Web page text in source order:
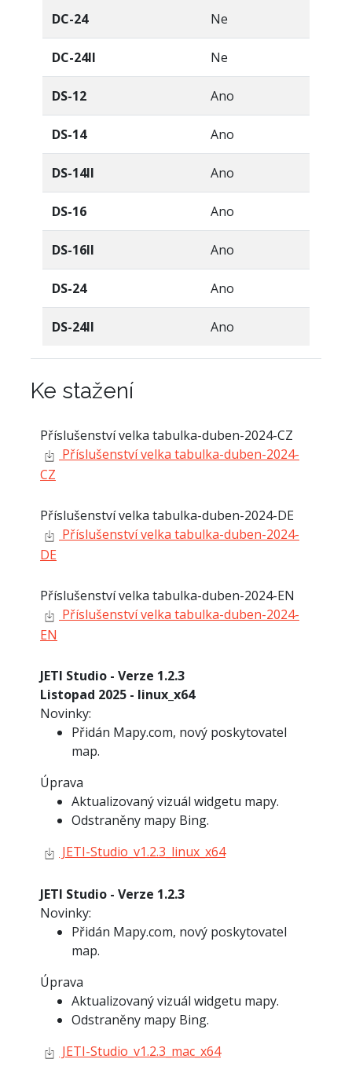
DC-24 Ne
DC-24II Ne
DS-12 Ano
DS-14 Ano
DS-14II Ano
DS-16 Ano
DS-16II Ano
DS-24 Ano
DS-24II Ano
Ke stažení
Příslušenství velka tabulka-duben-2024-CZ
Příslušenství velka tabulka-duben-2024-
CZ
Příslušenství velka tabulka-duben-2024-DE
Příslušenství velka tabulka-duben-2024-
DE
Příslušenství velka tabulka-duben-2024-EN
Příslušenství velka tabulka-duben-2024-
EN
JETI Studio - Verze 1.2.3
Listopad 2025 - linux_x64
Novinky:
Přidán Mapy.com, nový poskytovatel
map.
Úprava
Aktualizovaný vizuál widgetu mapy.
Odstraněny mapy Bing.
JETI-Studio_v1.2.3_linux_x64
JETI Studio - Verze 1.2.3
Novinky:
Přidán Mapy.com, nový poskytovatel
map.
Úprava
Aktualizovaný vizuál widgetu mapy.
Odstraněny mapy Bing.
JETI-Studio_v1.2.3_mac_x64